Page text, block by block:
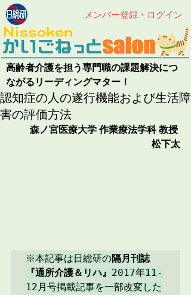
高齢者介護を担う専門職の課題解決につ
ながるリーディングマター！
メンバー登録・ログイン
認知症の人の遂行機能および生活障
害の評価方法
森ノ宮医療大学 作業療法学科 教授
松下太
※本記事は日総研の隔月刊誌
『通所介護＆リハ』 2017年11-
12月号掲載記事を一部改変した